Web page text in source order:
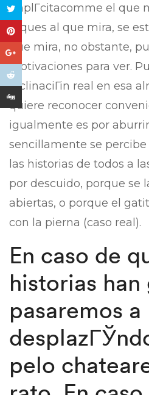
implГ­citacomme el que
toques al que mira, se
que mira, no obstante,
motivaciones para ver.
inclinaciГіn real en esa
quiere reconocer
igualmente es por
sencillamente se
las historias de todos a
por descuido, porque se
abiertas, o porque el
con la pierna (caso real).
En caso de
historias han
pasaremos
pelo